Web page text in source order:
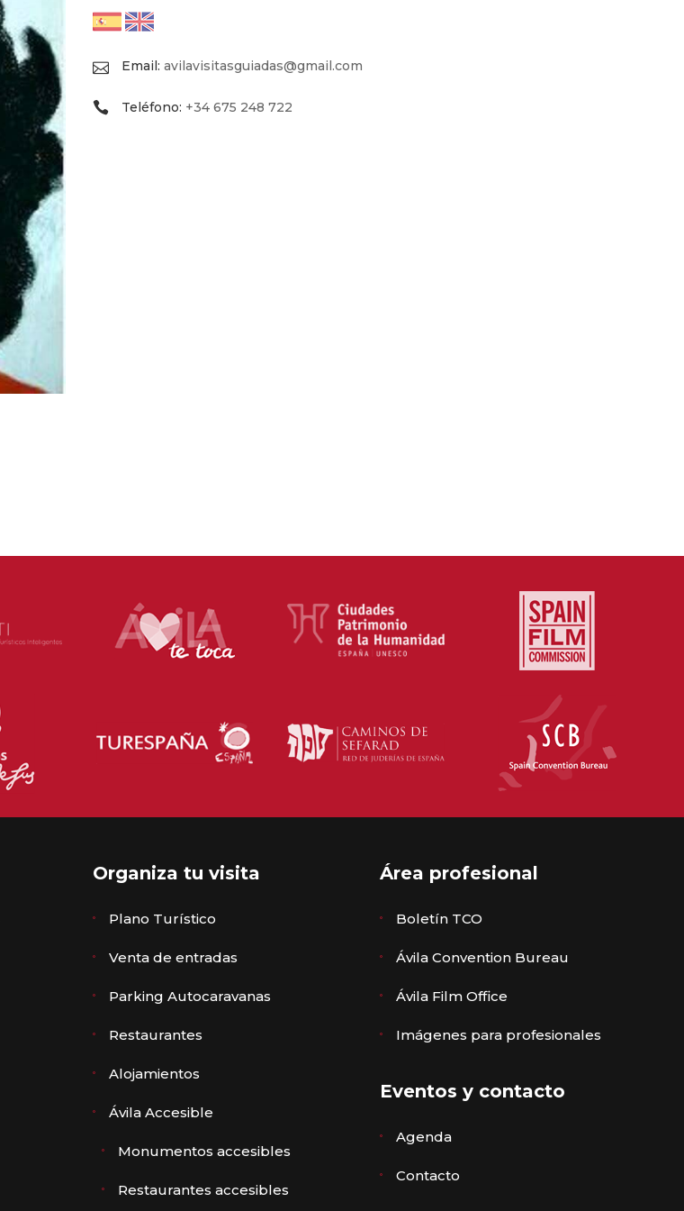
Email: avilavisitasguiadas@gmail.com
Teléfono: +34 675 248 722
Organiza tu visita
Plano Turístico
Venta de entradas
Parking Autocaravanas
Restaurantes
Alojamientos
Ávila Accesible
Monumentos accesibles
Restaurantes accesibles
Área profesional
Boletín TCO
Ávila Convention Bureau
Ávila Film Office
Imágenes para profesionales
Eventos y contacto
Agenda
Contacto